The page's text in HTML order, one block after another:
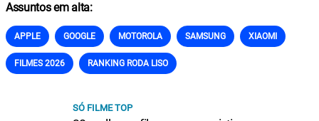
Assuntos em alta:
APPLE GOOGLE MOTOROLA SAMSUNG XIAOMI
FILMES 2026 RANKING RODA LISO
SÓ FILME TOP